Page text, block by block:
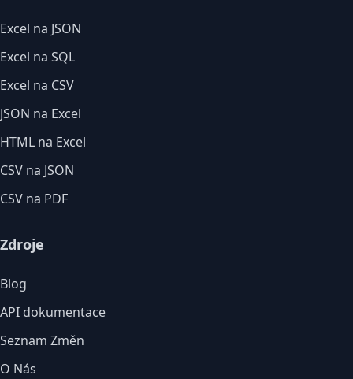
Excel na JSON
Excel na SQL
Excel na CSV
JSON na Excel
HTML na Excel
CSV na JSON
CSV na PDF
Zdroje
Blog
API dokumentace
Seznam Změn
O Nás